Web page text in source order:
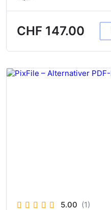
CHF 147.00
5.00 (1)